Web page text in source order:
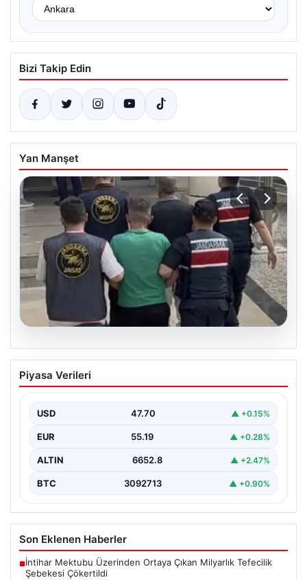
Bizi Takip Edin
Yan Manşet
06.08.2026
Böyle hırsızlık görülmedi! Baz
istasyonlarından 2 milyonluk akü
Piyasa Verileri
USD 47.70 ▲ +0.15%
EUR 55.19 ▲ +0.28%
ALTIN 6652.8 ▲ +2.47%
BTC 3092713 ▲ +0.90%
Son Eklenen Haberler
■İntihar Mektubu Üzerinden Ortaya Çıkan Milyarlık Tefecilik
Şebekesi Çökertildi